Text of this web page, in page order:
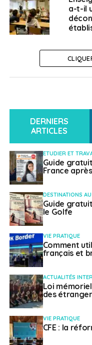
Le TGV à la
NE RATEZ PAS
La nouvelle
l’Étranger »
Laetitia
a-t-il
DERNIERS
ARTICLES
ETUDIER ET
Guide
France
DESTINATIONS
Guide
le Golfe
VIE PRATIQUE
Comment
français et
ACTUALITÉS
Loi
des
VIE PRATIQUE
CFE : la